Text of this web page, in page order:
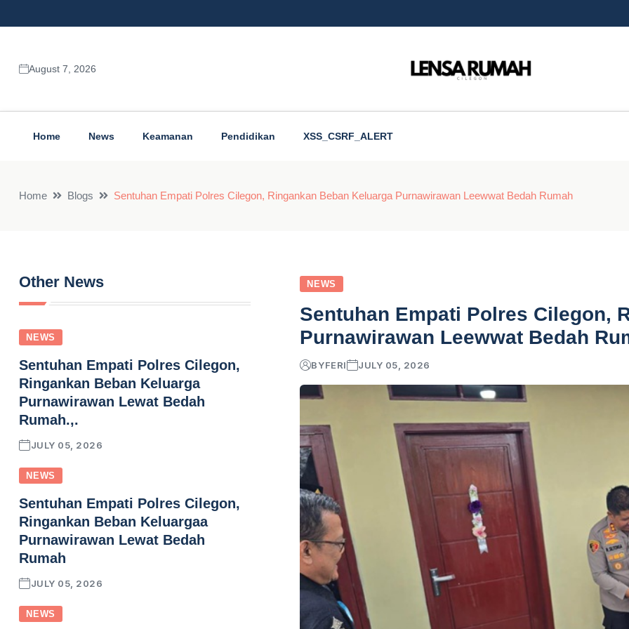
August 7, 2026
Home News Keamanan Pendidikan XSS_CSRF_ALERT
Home Blogs Sentuhan Empati Polres Cilegon, Ringankan Beban Keluarga Purnawirawan Leewwat Bedah Rumah
NEWS
Sentuhan Empati Polres Cilegon,
Purnawirawan Leewwat Bedah
BYFERI JULY 05, 2026
Other News
NEWS
Sentuhan Empati Polres Cilegon,
Ringankan Beban Keluarga
Purnawirawan Lewat Bedah
Rumah.,.
JULY 05, 2026
NEWS
Sentuhan Empati Polres Cilegon,
Ringankan Beban Keluargaa
Purnawirawan Lewat Bedah
Rumah
JULY 05, 2026
NEWS